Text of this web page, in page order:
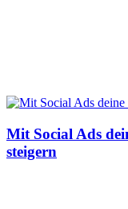
Mit Social Ads
steigern